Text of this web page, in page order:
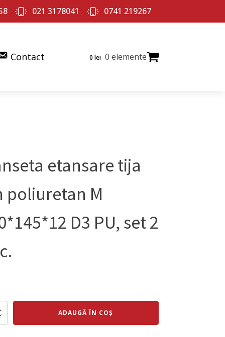
021 3178041 0741 219267
Contact 0 lei 0 elemente
etansare tija
poliuretan M
D3 PU, set 2
ADAUGĂ ÎN COȘ